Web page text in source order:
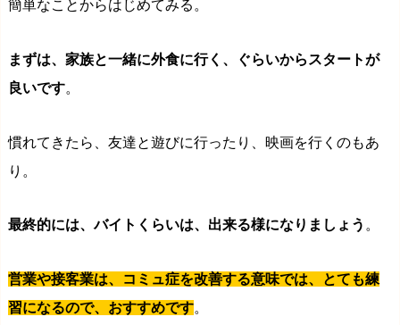
簡単なことからはじめてみる。
まずは、家族と一緒に外食に行く、ぐらいからスタートが
良いです。
慣れてきたら、友達と遊びに行ったり、映画を行くのもあ
り。
最終的には、バイトくらいは、出来る様になりましょう 。
営業や接客業は、コミュ症を改善する意味では、とても練
習になるので、おすすめです。